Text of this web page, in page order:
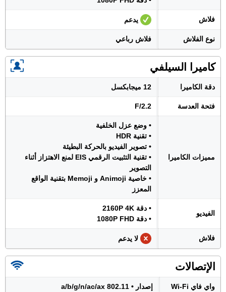
فلاش يدعم
نوع الفلاش فلاش رباعي
كاميرا السيلفي
دقة الكاميرا 12 ميجابكسل
فتحة العدسة F/2.2
مميزات الكاميرا
• وضع عزل الخلفية
• تقنية HDR
• تصوير الفيديو بالحركة البطيئة
• تقنية التثبيت الرقمي EIS لمنع الاهتزاز أثناء
التصوير
• خاصية Animoji و Memoji بتقنية الواقع
المعزز
الفيديو
• دقة 2160P 4K
• دقة 1080P FHD
فلاش لا يدعم
الإتصالات
واي فاي Wi-Fi إصدار • 802.11 a/b/g/n/ac/ax